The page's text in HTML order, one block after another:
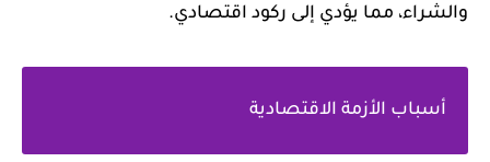
والشراء، مما يؤدي إلى ركود اقتصادي.
أسباب الأزمة الاقتصادية